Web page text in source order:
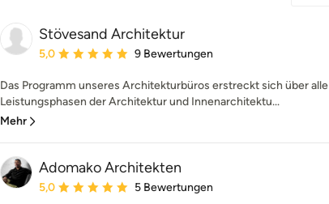
Stövesand Architektur
Durchschnittliche Bewertung: 5 von 5 Sternen
5,0 9 Bewertungen
Das Programm unseres Architekturbüros erstreckt sich über alle
Leistungsphasen der Architektur und Innenarchitektu...
Mehr
Adomako Architekten
Durchschnittliche Bewertung: 5 von 5 Sternen
5,0 5 Bewertungen